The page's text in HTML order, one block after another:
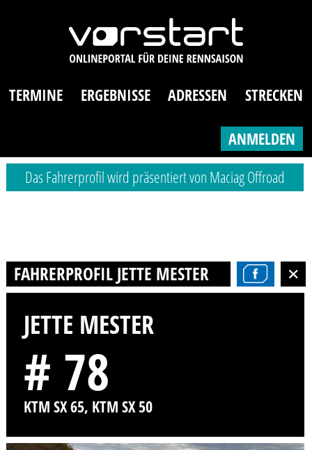
TERMINE ERGEBNISSE ADRESSEN STRECKEN
ANMELDEN
Das Fahrerprofil wird präsentiert von Maciag Offroad
FAHRERPROFIL JETTE MESTER
JETTE MESTER
# 78
KTM SX 65, KTM SX 50